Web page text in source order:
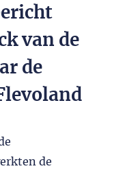
van de
de
de